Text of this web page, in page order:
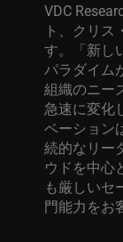
VDC
ト、クリス
す。「新し
パラダイム
組織のニー
急速に変化
ベーション
続的なリー
ウドを中心
も厳しいセ
門能力をお